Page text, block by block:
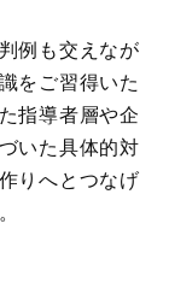
例も交えなが
をご習得いた
指導者層や企
いた具体的対
りへとつなげ